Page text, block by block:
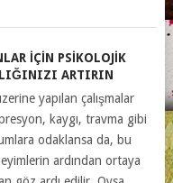
İÇIN PSIKOLOJIK
ARTIRIN
yapılan çalışmalar
kaygı, travma gibi
odaklansa da, bu
ardından ortaya